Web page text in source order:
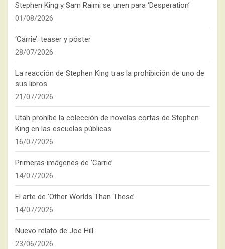
Stephen King y Sam Raimi se unen para ‘Desperation’
01/08/2026
‘Carrie’: teaser y póster
28/07/2026
La reacción de Stephen King tras la prohibición de uno de
sus libros
21/07/2026
Utah prohíbe la colección de novelas cortas de Stephen
King en las escuelas públicas
16/07/2026
Primeras imágenes de ‘Carrie’
14/07/2026
El arte de ‘Other Worlds Than These’
14/07/2026
Nuevo relato de Joe Hill
23/06/2026